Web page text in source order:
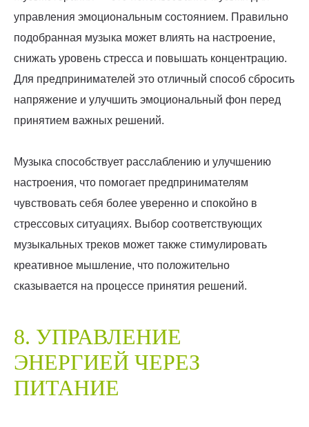
управления эмоциональным состоянием. Правильно
подобранная музыка может влиять на настроение,
снижать уровень стресса и повышать концентрацию.
Для предпринимателей это отличный способ сбросить
напряжение и улучшить эмоциональный фон перед
принятием важных решений.
Музыка способствует расслаблению и улучшению
настроения, что помогает предпринимателям
чувствовать себя более уверенно и спокойно в
стрессовых ситуациях. Выбор соответствующих
музыкальных треков может также стимулировать
креативное мышление, что положительно
сказывается на процессе принятия решений.
8. УПРАВЛЕНИЕ
ЭНЕРГИЕЙ ЧЕРЕЗ
ПИТАНИЕ